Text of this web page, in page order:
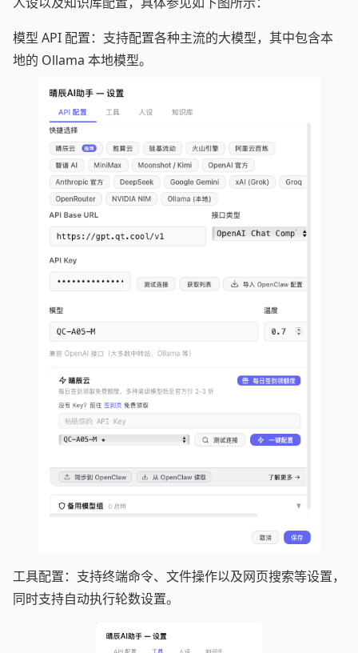
模型 API 配置：支持配置各种主流的大模型，其中包含本
地的 Ollama 本地模型。
工具配置：支持终端命令、文件操作以及网页搜索等设置，
同时支持自动执行轮数设置。